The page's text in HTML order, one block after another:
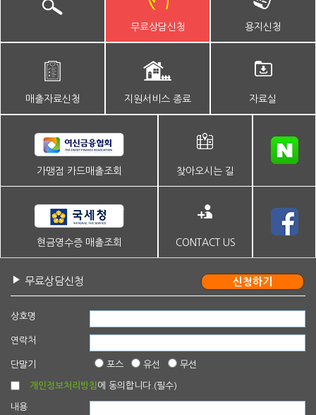
무료상담신청 용지신청
매출자료신청 지원서비스 종료 자료실
가맹점 카드매출조회 찾아오시는 길
현금영수증 매출조회 CONTACT US
무료상담신청
상호명
연락처
단말기 포스 유선 무선
개인정보처리방침에 동의합니다.(필수)
내용